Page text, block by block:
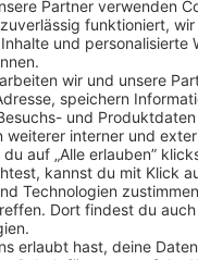
Regel 2 Wochen
dafür, dass du dir
Hausbau.
dich durch